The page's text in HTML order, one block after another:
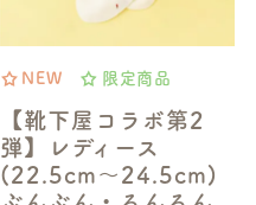
【靴下屋コラボ第2
弾】レディース
(22.5cm～24.5cm)
NEW 限定商品